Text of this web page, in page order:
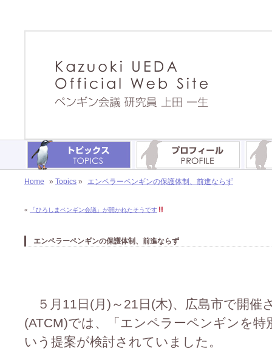
Home » Topics » エンペラーペンギンの保護体制、前進ならず
« 「ひろしまペンギン会議」が開かれたそうです
エンペラーペンギンの保護体制、前進ならず
５月11日(月)～21日(木)、広島市で開催
(ATCM)では、「エンペラーペンギンを
いう提案が検討されていました。